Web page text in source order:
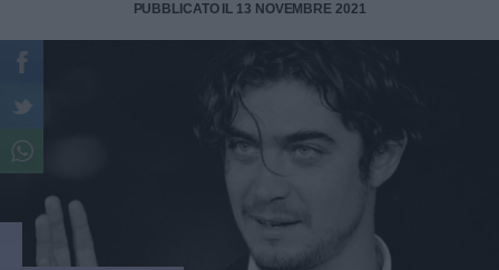
PUBBLICATO IL 13 NOVEMBRE 2021